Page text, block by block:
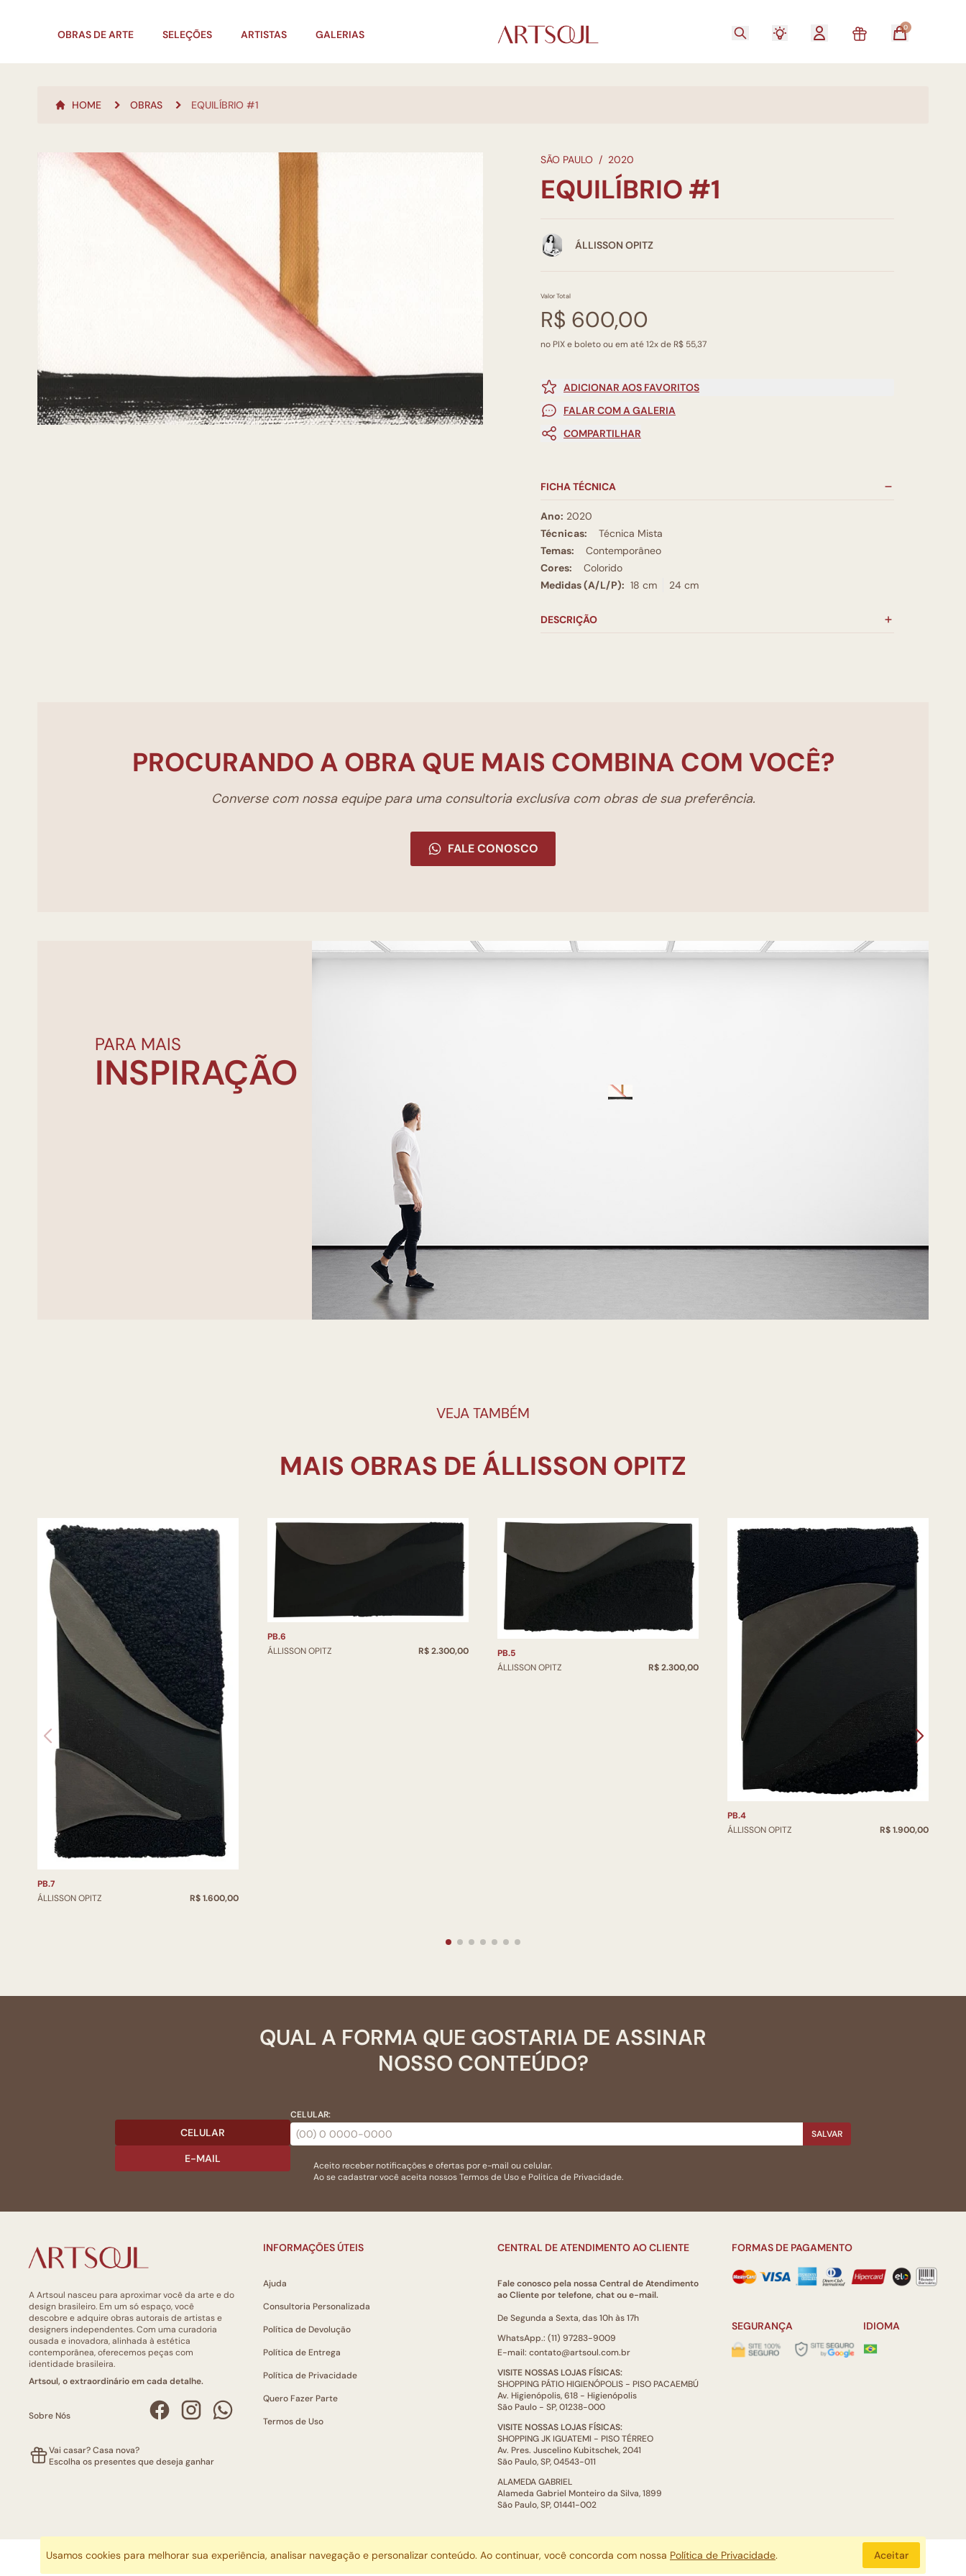
OBRAS DE ARTE SELEÇÕES ARTISTAS GALERIAS
0
HOME OBRAS EQUILÍBRIO #1
SÃO PAULO / 2020
EQUILÍBRIO #1
ÁLLISSON OPITZ
Valor Total
R$ 600,00
no PIX e boleto ou em até 12x de R$ 55,37
ADICIONAR AOS FAVORITOS
FALAR COM A GALERIA
COMPARTILHAR
FICHA TÉCNICA
Ano: 2020
Técnicas:
Técnica Mista
Temas:
Contemporâneo
Cores:
Colorido
Medidas (A/L/P): 18 cm 24 cm
DESCRIÇÃO
PROCURANDO A OBRA QUE MAIS COMBINA COM VOCÊ?
Converse com nossa equipe para uma consultoria exclusíva com obras de sua preferência.
FALE CONOSCO
PARA MAIS
INSPIRAÇÃO
VEJA TAMBÉM
PB.7
ÁLLISSON OPITZ
R$ 1.600,00
PB.6
ÁLLISSON OPITZ
R$ 2.300,00
PB.5
ÁLLISSON OPITZ
R$ 2.300,00
PB.4
ÁLLISSON OPITZ
R$ 1.900,00
QUAL A FORMA QUE GOSTARIA DE ASSINAR
NOSSO CONTEÚDO?
CELULAR
E-MAIL
CELULAR:
SALVAR
Aceito receber notificações e ofertas por e-mail ou celular.
Ao se cadastrar você aceita nossosTermos de Usoe Politica de Privacidade.
A Artsoul nasceu para aproximar você da arte e do
design brasileiro. Em um só espaço, você
descobre e adquire obras autorais de artistas e
designers independentes. Com uma curadoria
ousada e inovadora, alinhada à estética
contemporânea, oferecemos peças com
identidade brasileira.
Artsoul, o extraordinário em cada detalhe.
Sobre Nós
Vai casar? Casa nova?
Escolha os presentes que deseja ganhar
INFORMAÇÕES ÚTEIS
Ajuda
Consultoria Personalizada
Política de Devolução
Política de Entrega
Política de Privacidade
Quero Fazer Parte
Termos de Uso
CENTRAL DE ATENDIMENTO AO CLIENTE
Fale conosco pela nossa Central de Atendimento
ao Cliente por telefone, chat ou e-mail.
De Segunda a Sexta, das 10h às 17h
WhatsApp.: (11) 97283-9009
E-mail: contato@artsoul.com.br
VISITE NOSSAS LOJAS FÍSICAS:
SHOPPING PÁTIO HIGIENÓPOLIS - PISO PACAEMBÚ
Av. Higienópolis, 618 - Higienópolis
São Paulo - SP, 01238-000
VISITE NOSSAS LOJAS FÍSICAS:
SHOPPING JK IGUATEMI - PISO TÉRREO
Av. Pres. Juscelino Kubitschek, 2041
São Paulo, SP, 04543-011
ALAMEDA GABRIEL
Alameda Gabriel Monteiro da Silva, 1899
São Paulo, SP, 01441-002
FORMAS DE PAGAMENTO
SEGURANÇA IDIOMA
ARTSOUL COMUNICAÇÃO DIGITAL LTDA | CNPJ: 29.752.781/0001-52
Usamos cookies para melhorar sua experiência, analisar navegação e personalizar conteúdo. Ao continuar, você concorda com nossa Política de Privacidade. Aceitar